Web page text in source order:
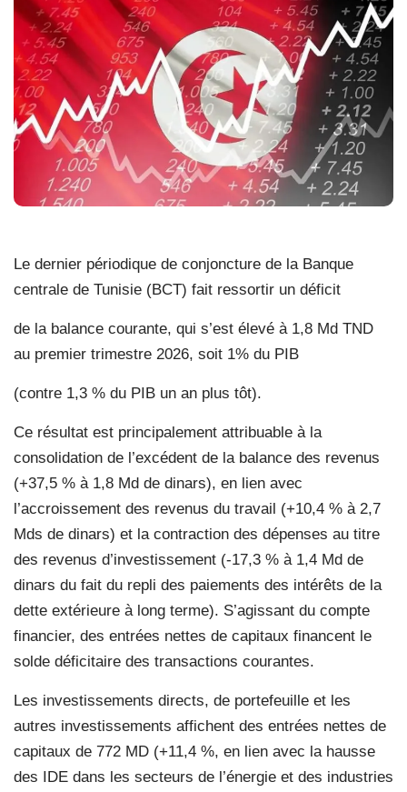
Le dernier périodique de conjoncture de la Banque
centrale de Tunisie (BCT) fait ressortir un déficit
de la balance courante, qui s’est élevé à 1,8 Md TND
au premier trimestre 2026, soit 1% du PIB
(contre 1,3 % du PIB un an plus tôt).
Ce résultat est principalement attribuable à la
consolidation de l’excédent de la balance des revenus
(+37,5 % à 1,8 Md de dinars), en lien avec
l’accroissement des revenus du travail (+10,4 % à 2,7
Mds de dinars) et la contraction des dépenses au titre
des revenus d’investissement (-17,3 % à 1,4 Md de
dinars du fait du repli des paiements des intérêts de la
dette extérieure à long terme). S’agissant du compte
financier, des entrées nettes de capitaux financent le
solde déficitaire des transactions courantes.
Les investissements directs, de portefeuille et les
autres investissements affichent des entrées nettes de
capitaux de 772 MD (+11,4 %, en lien avec la hausse
des IDE dans les secteurs de l’énergie et des industries